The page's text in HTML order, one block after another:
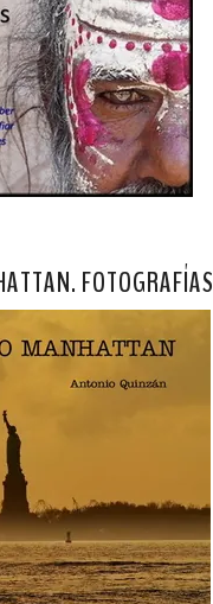
FOTOGRAFÍAS